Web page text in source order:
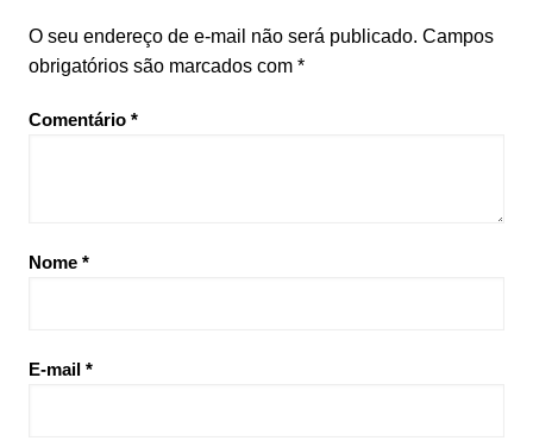
O seu endereço de e-mail não será publicado. Campos
obrigatórios são marcados com *
Comentário *
Nome *
E-mail *